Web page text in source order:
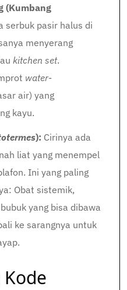
(Kumbang
serbuk pasir halus di
menyerang
kitchen set.
water-
air) yang
kayu.
): Cirinya ada
liat yang menempel
Ini yang paling
Obat sistemik,
yang bisa dibawa
ke sarangnya untuk